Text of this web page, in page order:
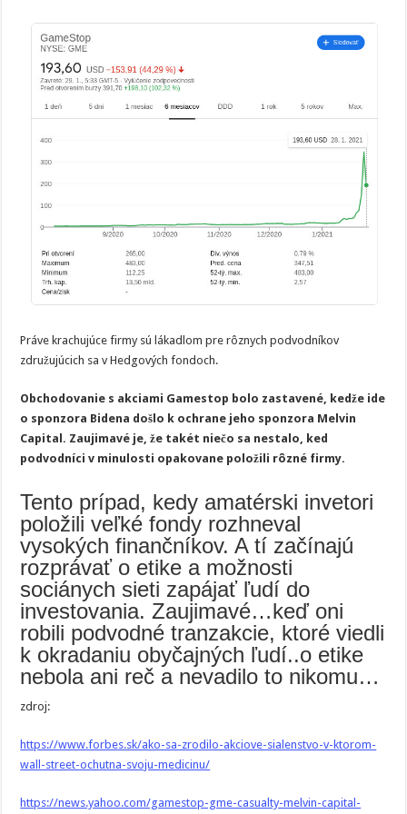
Práve krachujúce firmy sú lákadlom pre rôznych podvodníkov
združujúcich sa v Hedgových fondoch.
Obchodovanie s akciami Gamestop bolo zastavené, kedže ide
o sponzora Bidena došlo k ochrane jeho sponzora Melvin
Capital. Zaujimavé je, že takét niečo sa nestalo, ked
podvodníci v minulosti opakovane položili rôzné firmy.
Tento prípad, kedy amatérski invetori
položili veľké fondy rozhneval
vysokých finančníkov. A tí začínajú
rozprávať o etike a možnosti
sociánych sieti zapájať ľudí do
investovania. Zaujimavé…keď oni
robili podvodné tranzakcie, ktoré viedli
k okradaniu obyčajných ľudí..o etike
nebola ani reč a nevadilo to nikomu…
zdroj:
https://www.forbes.sk/ako-sa-zrodilo-akciove-sialenstvo-v-ktorom-
wall-street-ochutna-svoju-medicinu/
https://news.yahoo.com/gamestop-gme-casualty-melvin-capital-